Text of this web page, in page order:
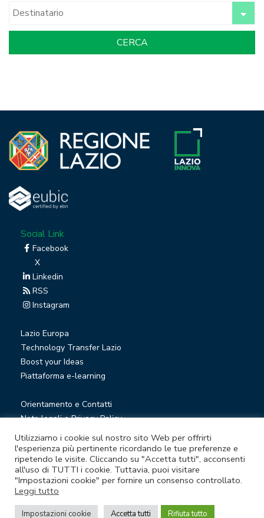
Social Link
Facebook
X
Linkedin
RSS
Instagram
Lazio Europa
Technology Transfer Lazio
Boost your Ideas
Piattaforma e-learning
Orientamento e Contatti
Note legali e Privacy Policy
Privacy Newsletter
Società trasparente
Whistleblowing
© Lazio Innova S.p.A. società soggetta a direzione e
coordinamento della Regione Lazio
Utilizziamo i cookie sul nostro sito Web per offrirti
l'esperienza più pertinente ricordando le tue preferenze e
ripetendo le visite. Cliccando su "Accetta tutti", acconsenti
all'uso di TUTTI i cookie. Tuttavia, puoi visitare
"Impostazioni cookie" per fornire un consenso controllato.
Leggi tutto
Impostazioni cookie Accetta tutti Rifiuta tutto